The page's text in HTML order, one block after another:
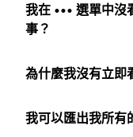
我在 ••• 選單中
事？
為什麼我沒有立即
我可以匯出我所有